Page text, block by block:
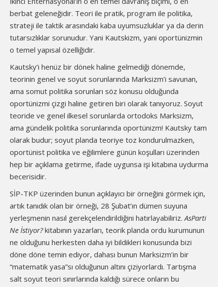
berbat geleneğidir. Teori ile pratik, program ile politika,
strateji ile taktik arasındaki kaba uyumsuzluklar ya da derin
tutarsızlıklar sorunudur. Yani Kautskizm, yani oportünizmin
o temel yapısal özelliğidir.
Kautsky’i henüz bir dönek haline gelmediği dönemde,
teorinin genel ve soyut sorunlarında Marksizm’i savunan,
ama somut politika sorunları söz konusu olduğunda
oportünizmi çizgi haline getiren biri olarak tanıyoruz. Soyut
teoride ve genel ilkesel sorunlarda ortodoks Marksizm,
ama gündelik politika sorunlarında oportünizm! Kautsky tam
olarak budur; soyut planda teoriye toz kondurulmazken,
oportünist politika ve eğilimlere günün koşulları üzerinden
hep bir açıklama getirme, ifade uygunsa işi kitabına uydurma
becerisidir.
SİP-TKP üzerinden bunun açıklayıcı bir örneğini görmek için,
artık tanıdık olan bir örneği, 28 Şubat’ın dümen suyuna
yerleşmenin nasıl gerekçelendirildiğini hatırlayabiliriz.AsParti
Ne İstiyor?kitabının yazarları, teorik planda ordu kurumunun
ne olduğunu herkesten daha iyi bildikleri konusunda bizi
döne döne temin ediyor, dahası bunun Marksizm’in bir
“matematik yasa”sı olduğunun altını çiziyorlardı. Tartışma
salt soyut teori sınırlarında kaldığı sürece onların bu